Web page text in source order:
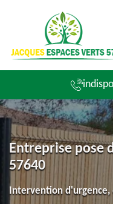
Entreprise pose
57640
Intervention d'urgence,